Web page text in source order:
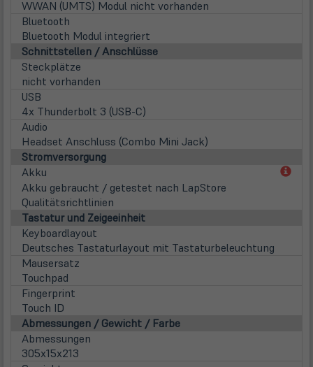
WWAN (UMTS) Modul nicht vorhanden
Bluetooth
Bluetooth Modul integriert
Schnittstellen / Anschlüsse
Steckplätze
nicht vorhanden
USB
4x Thunderbolt 3 (USB-C)
Audio
Headset Anschluss (Combo Mini Jack)
Stromversorgung
Akku
Akku gebraucht / getestet nach LapStore
Qualitätsrichtlinien
Tastatur und Zeigeeinheit
Keyboardlayout
Deutsches Tastaturlayout mit Tastaturbeleuchtung
Mausersatz
Touchpad
Fingerprint
Touch ID
Abmessungen / Gewicht / Farbe
Abmessungen
305x15x213